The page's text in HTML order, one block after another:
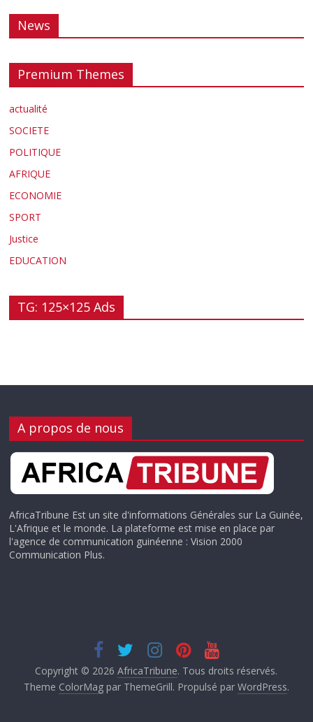
News
Premium Themes
actualité
SOCIETE
POLITIQUE
AFRIQUE
ECONOMIE
SPORT
Justice
EDUCATION
TG: 125×125 Ads
A propos de nous
AfricaTribune Est un site d'informations Générales sur La Guinée,
L'Afrique et le monde. La plateforme est mise en place par
l'agence de communication guinéenne : Vision 2000
Communication Plus.
Copyright © 2026AfricaTribune. Tous droits réservés.
Theme ColorMagpar ThemeGrill. Propulsé par WordPress.